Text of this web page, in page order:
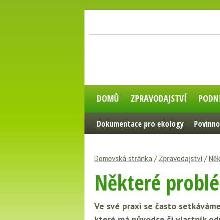
DOMŮ ZPRAVODAJSTVÍ
Dokumentace pro ekology
Domovská stránka / Zpravodajství /
Některé
Ve své praxi se často